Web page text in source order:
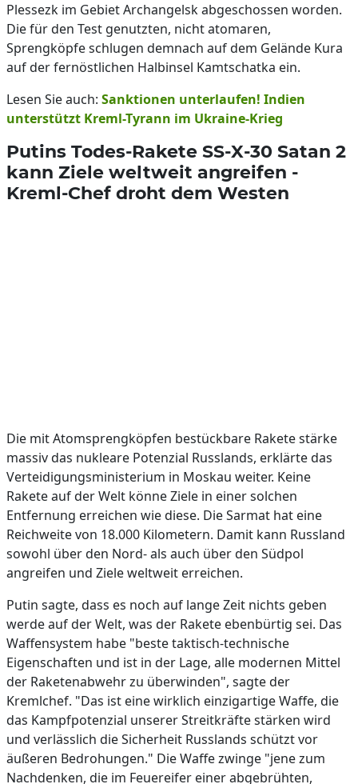
Plessezk im Gebiet Archangelsk abgeschossen worden.
Die für den Test genutzten, nicht atomaren,
Sprengköpfe schlugen demnach auf dem Gelände Kura
auf der fernöstlichen Halbinsel Kamtschatka ein.
Lesen Sie auch: Sanktionen unterlaufen! Indien
unterstützt Kreml-Tyrann im Ukraine-Krieg
Putins Todes-Rakete SS-X-30 Satan 2
kann Ziele weltweit angreifen -
Kreml-Chef droht dem Westen
Die mit Atomsprengköpfen bestückbare Rakete stärke
massiv das nukleare Potenzial Russlands, erklärte das
Verteidigungsministerium in Moskau weiter. Keine
Rakete auf der Welt könne Ziele in einer solchen
Entfernung erreichen wie diese. Die Sarmat hat eine
Reichweite von 18.000 Kilometern. Damit kann Russland
sowohl über den Nord- als auch über den Südpol
angreifen und Ziele weltweit erreichen.
Putin sagte, dass es noch auf lange Zeit nichts geben
werde auf der Welt, was der Rakete ebenbürtig sei. Das
Waffensystem habe "beste taktisch-technische
Eigenschaften und ist in der Lage, alle modernen Mittel
der Raketenabwehr zu überwinden", sagte der
Kremlchef. "Das ist eine wirklich einzigartige Waffe, die
das Kampfpotenzial unserer Streitkräfte stärken wird
und verlässlich die Sicherheit Russlands schützt vor
äußeren Bedrohungen." Die Waffe zwinge "jene zum
Nachdenken, die im Feuereifer einer abgebrühten,